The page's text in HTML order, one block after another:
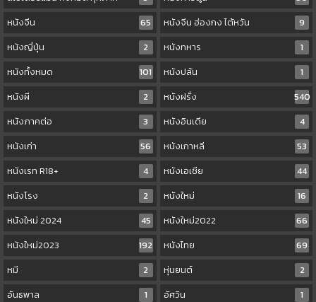
หนังจีน
65 หนังจีน ฮ่องกง ไต้หวัน
9
หนังญี่ปุ่น
2 หนังทหาร
1
หนังทั้งหมด
101 หนังปล้น
1
หนังผี
2 หนังฝรั่ง
540
หนังภาคต่อ
3 หนังอินเดีย
4
หนังเก่า
56 หนังเกาหลี
53
หนังเรท R18+
4 หนังเอเชีย
44
หนังโรง
2 หนังใหม่
16
หนังใหม่ 2024
45 หนังใหม่2022
66
หนังใหม่2023
192 หนังไทย
69
หมี
2 หุ่นยนต์
2
อันธพาล
1 อัศวิน
1